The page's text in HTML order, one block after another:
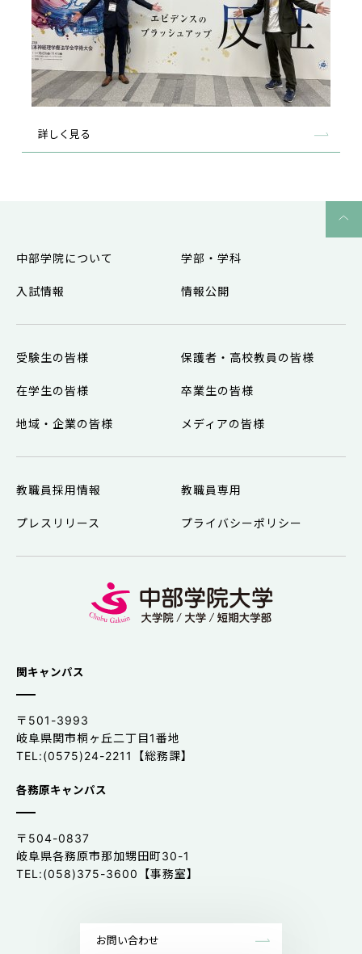
詳しく見る
関キャンパス
〒501-3993
岐阜県関市桐ヶ丘二丁目1番地
TEL:(0575)24-2211【総務課】
各務原キャンパス
〒504-0837
岐阜県各務原市那加甥田町30-1
TEL:(058)375-3600【事務室】
中部学院について 学部・学科
入試情報 情報公開
受験生の皆様 保護者・高校教員の皆様
在学生の皆様 卒業生の皆様
地域・企業の皆様 メディアの皆様
教職員採用情報 教職員専用
プレスリリース プライバシーポリシー
お問い合わせ